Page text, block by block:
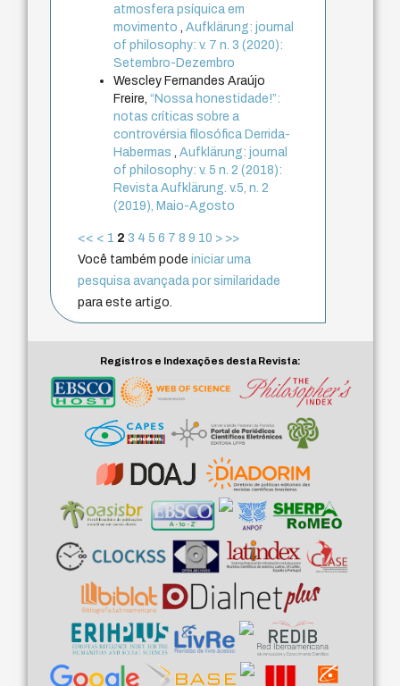
atmosfera psíquica em
movimento,Aufklärung: journal
of philosophy: v. 7 n. 3 (2020):
Setembro-Dezembro
Wescley Fernandes Araújo
Freire,“Nossa honestidade!”:
notas críticas sobre a
controvérsia filosófica Derrida-
Habermas,Aufklärung: journal
of philosophy: v. 5 n. 2 (2018):
Revista Aufklärung. v.5, n. 2
(2019), Maio-Agosto
<< < 1 2 3 4 5 6 7 8 9 10 > >>
Você também podeiniciar uma
pesquisa avançada por similaridade
para este artigo.
Registros e Indexações desta Revista: